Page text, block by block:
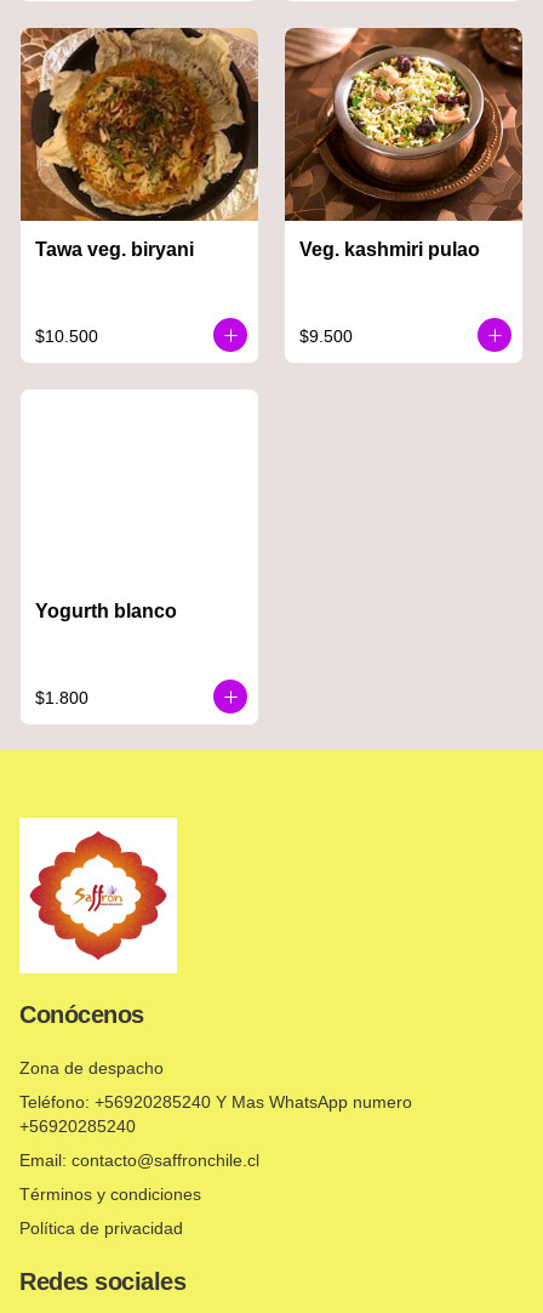
Tawa veg. biryani
$10.500
Veg. kashmiri pulao
$9.500
Yogurth blanco
$1.800
Conócenos
Zona de despacho
Teléfono: +56920285240 Y Mas WhatsApp numero
+56920285240
Email: contacto@saffronchile.cl
Términos y condiciones
Política de privacidad
Redes sociales